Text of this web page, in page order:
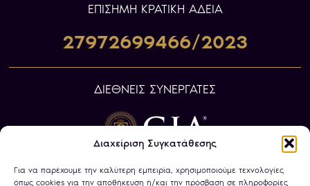
Διαχείριση Συγκατάθεσης
Για να παρέχουμε την καλύτερη εμπειρία, χρησιμοποιούμε τεχνολογίες
όπως cookies για την αποθήκευση ή/και την πρόσβαση σε πληροφορίες
ΕΠIΣΗΜΗ ΚΡΑΤΙΚΗ ΑΔΕΙΑ
27972699466/2023
ΔΙΕΘΝΕΙΣ ΣΥΝΕΡΓΑΤΕΣ